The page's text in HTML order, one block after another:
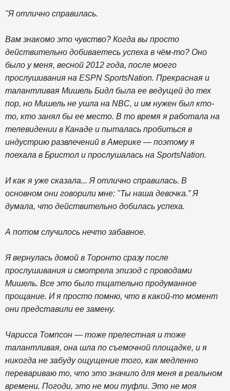
"Я отлично справилась.
Вам знакомо это чувство? Когда вы просто
действительно добиваетесь успеха в чём-то? Оно
было у меня, весной 2012 года, после моего
прослушивания на ESPN SportsNation. Прекрасная и
талантливая Мишель Бидл была ее ведущей до тех
пор, но Мишель не ушла на NBC, и им нужен был кто-
то, кто занял бы ее место. В то время я работала на
телевидении в Канаде и пыталась пробиться в
индустрию развлечений в Америке — поэтому я
поехала в Бристол и прослушалась на SportsNation.
И как я уже сказала... Я отлично справилась. В
основном они говорили мне: "Ты наша девочка.” Я
думала, что действительно добилась успеха.
А потом случилось нечто забавное.
Я вернулась домой в Торонто сразу после
прослушивания и смотрела эпизод с проводами
Мишель. Все это было тщательно продуманное
прощание. И я просто помню, что в какой-то момент
они представили ее замену.
Чарисса Томпсон — тоже прелестная и тоже
талантливая, она шла по съемочной площадке, и я
никогда не забуду ощущение того, как медленно
перевариваю то, что это значило для меня в реальном
времени. Погоди, это не мои туфли. Это не моя